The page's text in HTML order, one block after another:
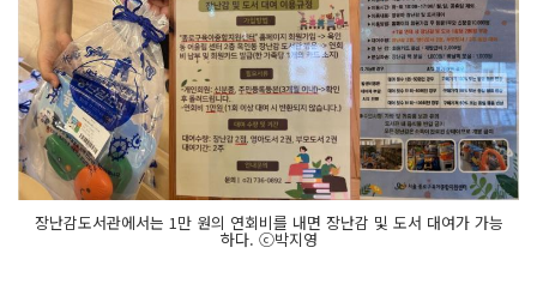
장난감도서관에서는 1만 원의 연회비를 내면 장난감 및 도서 대여가 가능
하다. ⓒ박지영